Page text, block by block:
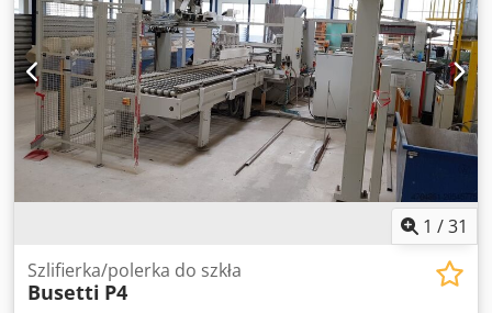
1 /31
Szlifierka/polerka do szkła
Busetti P4